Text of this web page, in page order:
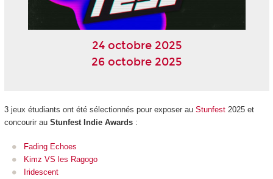
24 octobre 2025
26 octobre 2025
3 jeux étudiants ont été sélectionnés pour exposer au Stunfest2025 et
concourir au Stunfest Indie Awards:
Fading Echoes
Kimz VS les Ragogo
Iridescent